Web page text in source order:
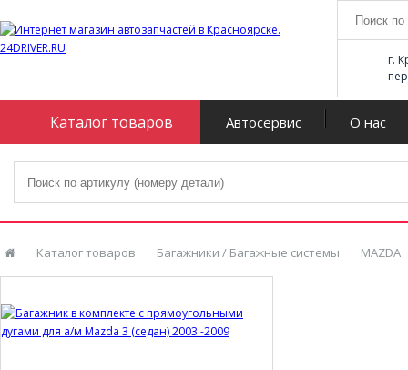
г.
Каталог товаров Автосервис О нас
Каталог товаров Багажники / Багажные системы MAZDA